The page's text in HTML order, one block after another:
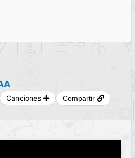
Canciones Compartir